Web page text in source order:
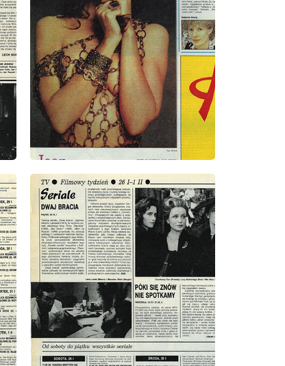
wydanie: 4/1991